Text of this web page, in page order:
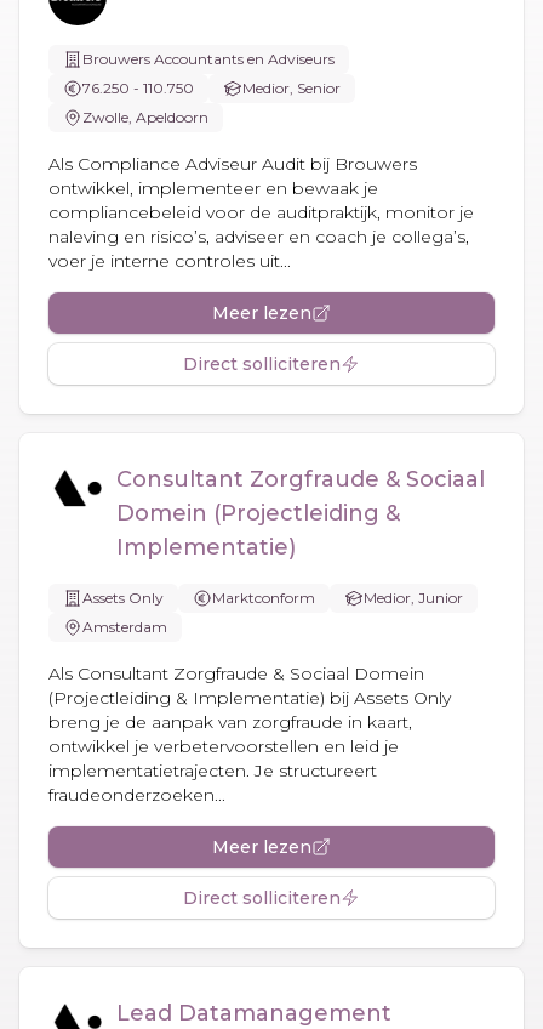
Brouwers Accountants en Adviseurs
76.250 - 110.750
Medior, Senior
Zwolle, Apeldoorn
Als Compliance Adviseur Audit bij Brouwers
ontwikkel, implementeer en bewaak je
compliancebeleid voor de auditpraktijk, monitor je
naleving en risico’s, adviseer en coach je collega’s,
voer je interne controles uit...
Meer lezen
Direct solliciteren
Consultant Zorgfraude & Sociaal
Domein (Projectleiding &
Implementatie)
Assets Only Marktconform
Medior, Junior
Amsterdam
Als Consultant Zorgfraude & Sociaal Domein
(Projectleiding & Implementatie) bij Assets Only
breng je de aanpak van zorgfraude in kaart,
ontwikkel je verbetervoorstellen en leid je
implementatietrajecten. Je structureert
fraudeonderzoeken...
Meer lezen
Direct solliciteren
Lead Datamanagement